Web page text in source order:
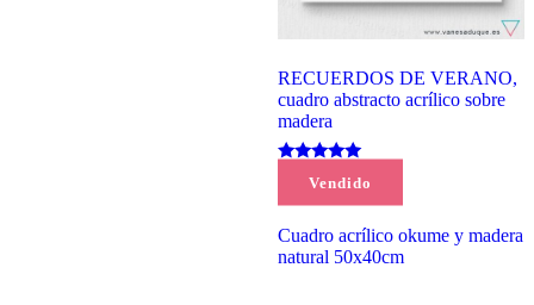
Vendido
RECUERDOS DE VERANO,
cuadro abstracto acrílico sobre
madera
5.00
Cuadro acrílico okume y madera
natural 50x40cm